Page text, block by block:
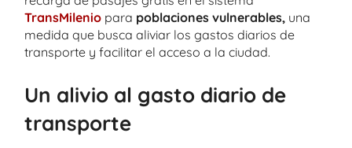
TransMilenio para poblaciones vulnerables, una
medida que busca aliviar los gastos diarios de
transporte y facilitar el acceso a la ciudad.
Un alivio al gasto diario de
transporte